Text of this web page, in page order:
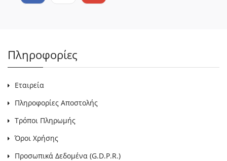
Πληροφορίες
Εταιρεία
Πληροφορίες Αποστολής
Τρόποι Πληρωμής
Όροι Χρήσης
Προσωπικά Δεδομένα (G.D.P.R.)